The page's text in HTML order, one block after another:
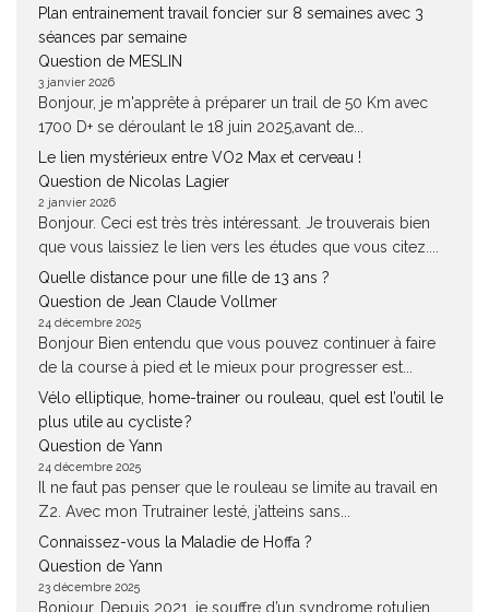
Plan entrainement travail foncier sur 8 semaines avec 3
séances par semaine
Question de MESLIN
3 janvier 2026
Bonjour, je m'apprête à préparer un trail de 50 Km avec
1700 D+ se déroulant le 18 juin 2025,avant de...
Le lien mystérieux entre VO2 Max et cerveau !
Question de Nicolas Lagier
2 janvier 2026
Bonjour. Ceci est très très intéressant. Je trouverais bien
que vous laissiez le lien vers les études que vous citez....
Quelle distance pour une fille de 13 ans ?
Question de Jean Claude Vollmer
24 décembre 2025
Bonjour Bien entendu que vous pouvez continuer à faire
de la course à pied et le mieux pour progresser est...
Vélo elliptique, home-trainer ou rouleau, quel est l’outil le
plus utile au cycliste ?
Question de Yann
24 décembre 2025
Il ne faut pas penser que le rouleau se limite au travail en
Z2. Avec mon Trutrainer lesté, j’atteins sans...
Connaissez-vous la Maladie de Hoffa ?
Question de Yann
23 décembre 2025
Bonjour, Depuis 2021, je souffre d’un syndrome rotulien